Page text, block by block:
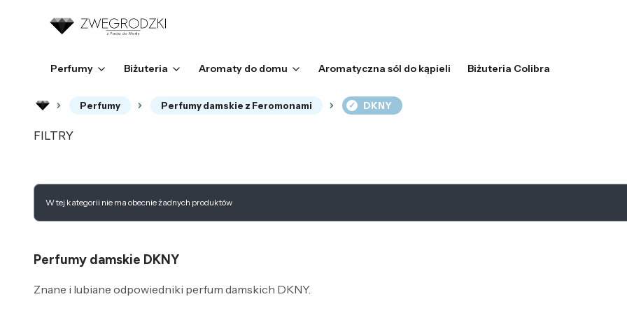
Perfumy Biżuteria Aromaty do domu Aromatyczna sól do kąpieli Biżuteria Colibra
Perfumy Perfumy damskie z Feromonami DKNY
FILTRY
Lista produktów
W tej kategorii nie ma obecnie żadnych produktów
Perfumy damskie DKNY
Znane i lubiane odpowiedniki perfum damskich DKNY.